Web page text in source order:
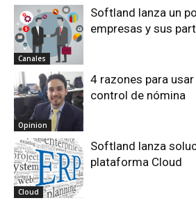
Canales
Softland lanza un
empresas y sus
Opinion
4 razones para
control de nómina
Cloud
Softland lanza
plataforma Cloud